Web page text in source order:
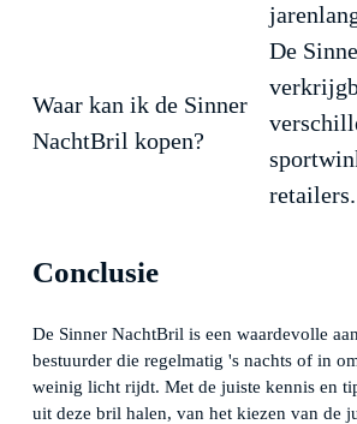
Waar kan ik de Sinner
NachtBril kopen?
De
retailers.
Conclusie
De Sinner NachtBril is een waardevolle
bestuurder die regelmatig 's nachts of in
weinig licht rijdt. Met de juiste kennis en
uit deze bril halen, van het kiezen van de